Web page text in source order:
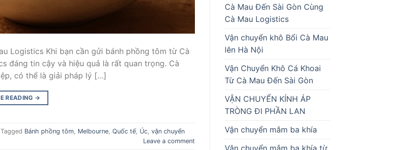
Logistics Khi bạn cần gửi bánh phồng tôm từ Cà
đáng tin cậy và hiệu quả là rất quan trọng. Cà
có thể là giải pháp lý […]
READING →
Tagged Bánh phồng tôm Melbourne Quốc tế Úc vận chuyển
Leave a comment
Cà Mau Đến Sài Gòn Cùng
Cà Mau Logistics
Vận chuyển khô Bổi Cà Mau
lên Hà Nội
Vận Chuyển Khô Cá Khoai
Từ Cà Mau Đến Sài Gòn
VẬN CHUYỂN KÍNH ÁP
TRÒNG ĐI PHẦN LAN
Vận chuyển mắm ba khía
Vận chuyển mắm ba khía từ